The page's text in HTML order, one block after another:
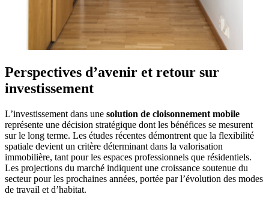
Perspectives d’avenir et retour sur
investissement
L’investissement dans une solution de cloisonnement mobile
représente une décision stratégique dont les bénéfices se mesurent
sur le long terme. Les études récentes démontrent que la flexibilité
spatiale devient un critère déterminant dans la valorisation
immobilière, tant pour les espaces professionnels que résidentiels.
Les projections du marché indiquent une croissance soutenue du
secteur pour les prochaines années, portée par l’évolution des modes
de travail et d’habitat.